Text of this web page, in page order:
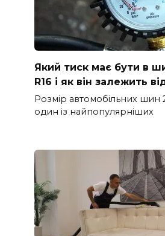
Який тиск має бути в
R16 і як він залежить
Розмір автомобільних шин
один із найпопулярніших